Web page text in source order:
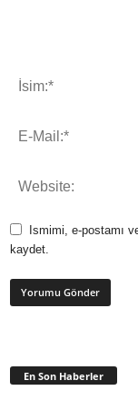
Ismimi, e-postamı
kaydet.
En Son Haberler